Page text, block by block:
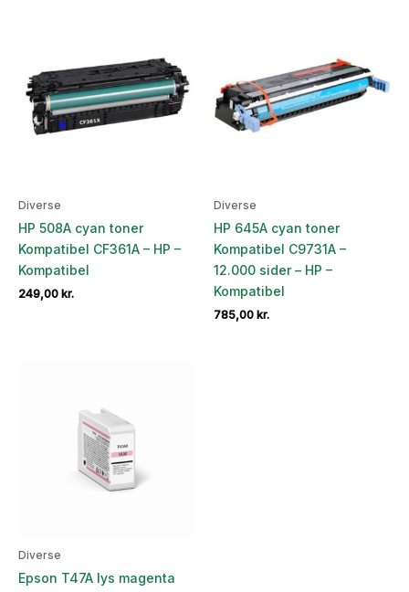
Diverse
HP 508A cyan toner
Kompatibel CF361A – HP –
Kompatibel
249,00 kr.
Diverse
HP 645A cyan toner
Kompatibel C9731A –
12.000 sider – HP –
Kompatibel
785,00 kr.
Diverse
Epson T47A lys magenta